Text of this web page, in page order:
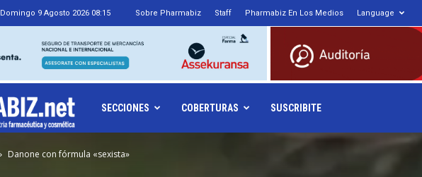
Domingo 9 Agosto 2026 08:15 Sobre Pharmabiz Staff Pharmabiz En Los Medios Language
Pharmabiz.NET
SECCIONES COBERTURAS SUSCRIBITE
Danone con fórmula «sexista»